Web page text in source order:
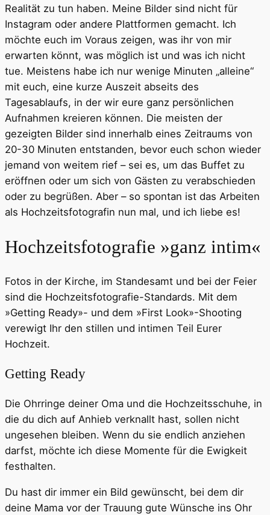
Realität zu tun haben. Meine Bilder sind nicht für
Instagram oder andere Plattformen gemacht. Ich
möchte euch im Voraus zeigen, was ihr von mir
erwarten könnt, was möglich ist und was ich nicht
tue. Meistens habe ich nur wenige Minuten „alleine“
mit euch, eine kurze Auszeit abseits des
Tagesablaufs, in der wir eure ganz persönlichen
Aufnahmen kreieren können. Die meisten der
gezeigten Bilder sind innerhalb eines Zeitraums von
20-30 Minuten entstanden, bevor euch schon wieder
jemand von weitem rief – sei es, um das Buffet zu
eröffnen oder um sich von Gästen zu verabschieden
oder zu begrüßen. Aber – so spontan ist das Arbeiten
als Hochzeitsfotografin nun mal, und ich liebe es!
Hochzeitsfotografie »ganz intim«
Fotos in der Kirche, im Standesamt und bei der Feier
sind die Hochzeitsfotografie-Standards. Mit dem
»Getting Ready»- und dem »First Look»-Shooting
verewigt Ihr den stillen und intimen Teil Eurer
Hochzeit.
Getting Ready
Die Ohrringe deiner Oma und die Hochzeitsschuhe, in
die du dich auf Anhieb verknallt hast, sollen nicht
ungesehen bleiben. Wenn du sie endlich anziehen
darfst, möchte ich diese Momente für die Ewigkeit
festhalten.
Du hast dir immer ein Bild gewünscht, bei dem dir
deine Mama vor der Trauung gute Wünsche ins Ohr